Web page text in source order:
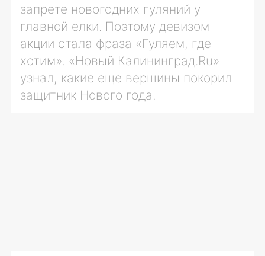
запрете новогодних гуляний у
главной елки. Поэтому девизом
акции стала фраза «Гуляем, где
хотим». «Новый Калининград.Ru»
узнал, какие еще вершины покорил
защитник Нового года.